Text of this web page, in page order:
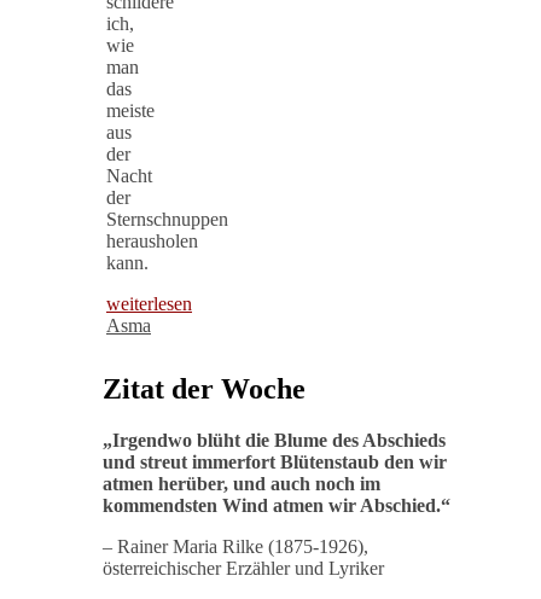
ich,
wie
man
das
meiste
aus
der
Nacht
der
Sternschnuppen
herausholen
kann.
weiterlesen
Asma
Zitat der Woche
„Irgendwo blüht die Blume des Abschieds
und streut immerfort Blütenstaub den wir
atmen herüber, und auch noch im
kommendsten Wind atmen wir Abschied.“
– Rainer Maria Rilke (1875-1926),
österreichischer Erzähler und Lyriker